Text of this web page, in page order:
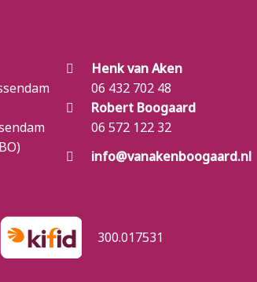
Henk van Aken
06 432 702 48
Robert Boogaard
06 572 122 32
info@vanakenboogaard.nl
300.017531